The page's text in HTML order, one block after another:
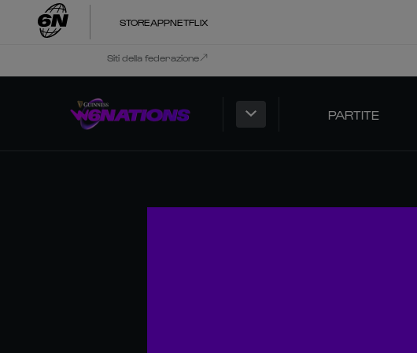
STOREAPPNETFLIX
Siti della federazione
PARTITE